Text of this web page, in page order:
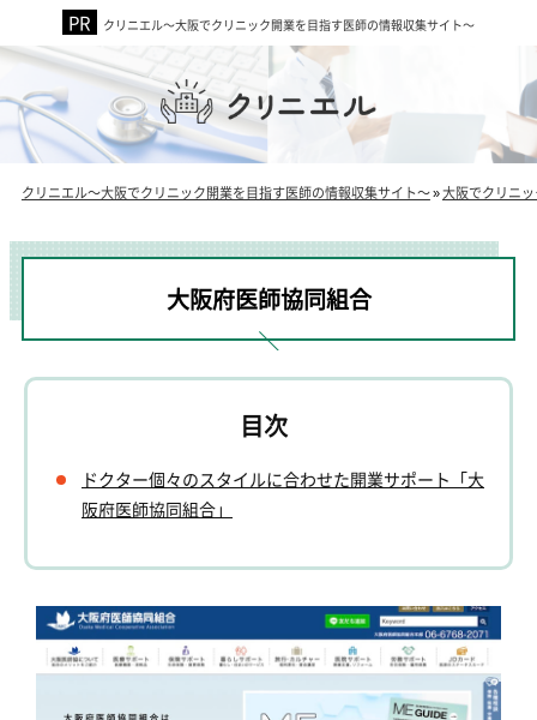
クリニエル～大阪でクリニック開業を目指す医師の情報収集サイト～
クリニエル～大阪でクリニック開業を目指す医師の情報収集サイト～»大阪でクリニ
大阪府医師協同組合
ドクター個々のスタイルに合わせた開業サポート「大
阪府医師協同組合」